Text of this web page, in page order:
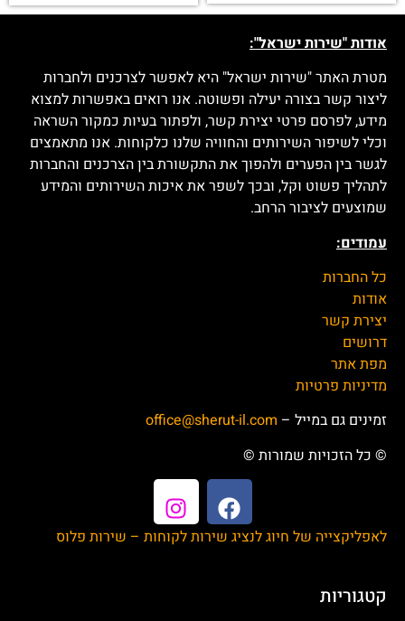
אודות "שירות ישראל":
מטרת האתר "שירות ישראל" היא לאפשר לצרכנים ולחברות
ליצור קשר בצורה יעילה ופשוטה. אנו רואים באפשרות למצוא
מידע, לפרסם פרטי יצירת קשר, ולפתור בעיות כמקור השראה
וכלי לשיפור השירותים והחוויה שלנו כלקוחות. אנו מתאמצים
לגשר בין הפערים ולהפוך את התקשורת בין הצרכנים והחברות
לתהליך פשוט וקל, ובכך לשפר את איכות השירותים והמידע
שמוצעים לציבור הרחב.
עמודים:
כל החברות
אודות
יצירת קשר
דרושים
מפת אתר
מדיניות פרטיות
זמינים גם במייל – office@sherut-il.com
© כל הזכויות שמורות ©
לאפליקצייה של חיוג לנציג שירות לקוחות – שירות פלוס
קטגוריות